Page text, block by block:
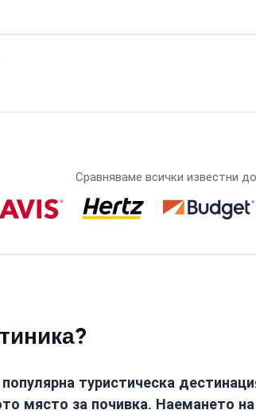
Сравняваме всички известни
туристическа
място за почивка. Наемането